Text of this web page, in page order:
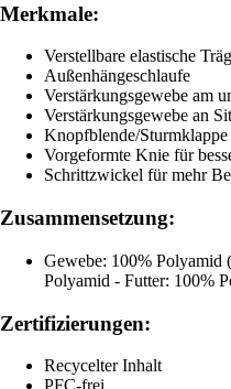
Merkmale:
Verstellbare elastische
Außenhängeschlaufe
Verstärkungsgewebe am
Verstärkungsgewebe an
Knopfblende/
Vorgeformte Knie für
Schrittzwickel für mehr
Zusammensetzung:
Gewebe: 100% Polyamid
Polyamid - Futter: 100%
Zertifizierungen:
Recycelter Inhalt